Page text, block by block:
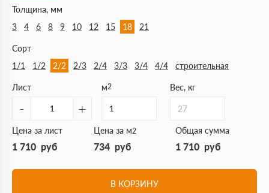
Толщина, мм
3
4 6 8 9 10 12 15 18 21
Сорт
1/1
1/2 2/2 2/3 2/4 3/3 3/4 4/4 строительная
Лист
- +
м2 Вес, кг
27
Цена за лист
1 710 руб
Цена за м2
734 руб
Общая сумма
1 710 руб
В КОРЗИНУ